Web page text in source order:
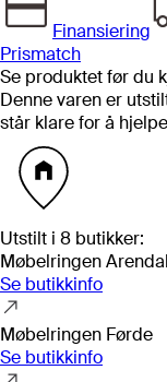
Finansiering
Prismatch
Se produktet før du
Denne varen er
står klare for å
Utstilt i 8 butikker:
Møbelringen Arendal
Se butikkinfo
Møbelringen Førde
Se butikkinfo